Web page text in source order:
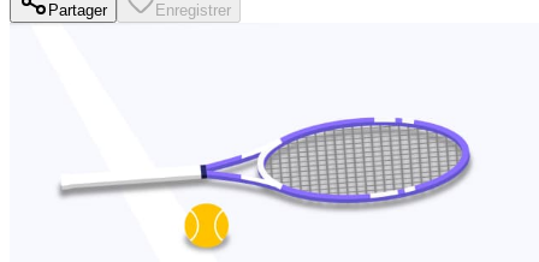
Partager Enregistrer